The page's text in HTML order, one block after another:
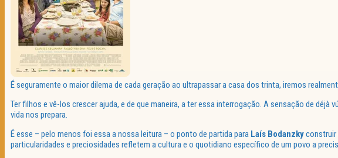
É seguramente o maior dilema de cada geração ao ultrapassar a casa dos trinta, iremos
Ter filhos e vê-los crescer ajuda, e de que maneira, a ter essa interrogação. A sensação de
vida nos prepara.
É esse – pelo menos foi essa a nossa leitura – o ponto de partida para Laís Bodanzkyconstruir
particularidades e preciosidades refletem a cultura e o quotidiano específico de um povo a